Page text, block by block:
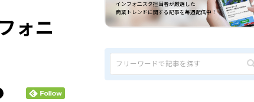
ォニ
インフォ二スタ担当者が厳選した
商業トレンドに関する記事を毎週配信中！